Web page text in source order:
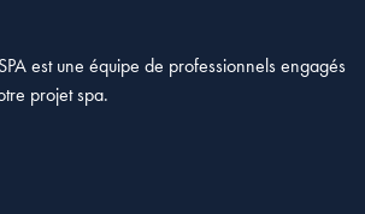
est une équipe de professionnels engagés
projet spa.